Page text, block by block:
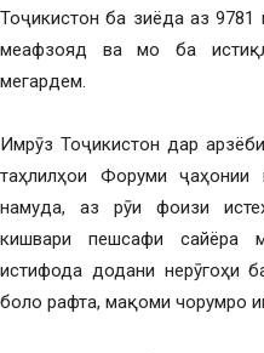
Тоҷикистон ба зиёда аз
меафзояд ва мо ба
мегардем.
Имрӯз Тоҷикистон дар
таҳлилҳои Форуми
намуда, аз рӯи фоизи
кишвари пешсафи
истифода додани нерӯгоҳи
боло рафта, мақоми чорумро